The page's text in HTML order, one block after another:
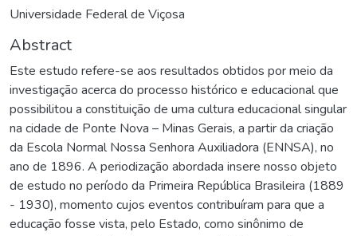
Universidade Federal de Viçosa
Abstract
Este estudo refere-se aos resultados obtidos por meio da
investigação acerca do processo histórico e educacional que
possibilitou a constituição de uma cultura educacional singular
na cidade de Ponte Nova – Minas Gerais, a partir da criação
da Escola Normal Nossa Senhora Auxiliadora (ENNSA), no
ano de 1896. A periodização abordada insere nosso objeto
de estudo no período da Primeira República Brasileira (1889
- 1930), momento cujos eventos contribuíram para que a
educação fosse vista, pelo Estado, como sinônimo de